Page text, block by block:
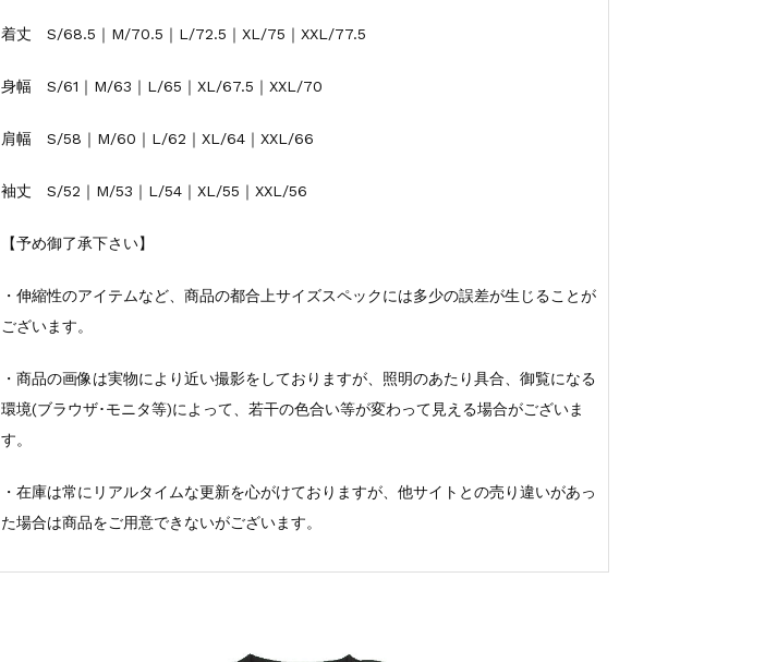
着丈 S/68.5｜M/70.5｜L/72.5｜XL/75｜XXL/77.5
身幅 S/61｜M/63｜L/65｜XL/67.5｜XXL/70
肩幅 S/58｜M/60｜L/62｜XL/64｜XXL/66
袖丈 S/52｜M/53｜L/54｜XL/55｜XXL/56
【予め御了承下さい】
・伸縮性のアイテムなど、商品の都合上サイズスペックには多少の誤差が生じることが
ございます。
・商品の画像は実物により近い撮影をしておりますが、照明のあたり具合、御覧になる
環境(ブラウザ･モニタ等)によって、若干の色合い等が変わって見える場合がございま
す。
・在庫は常にリアルタイムな更新を心がけておりますが、他サイトとの売り違いがあっ
た場合は商品をご用意できないがございます。